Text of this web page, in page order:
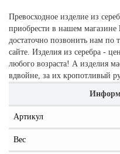
Превосходное изделие из
приобрести в нашем магазине
достаточно позвонить нам по
сайте. Изделия из серебра -
любого возраста! А изделия
вдвойне, за их кропотливый
Артикул
Вес